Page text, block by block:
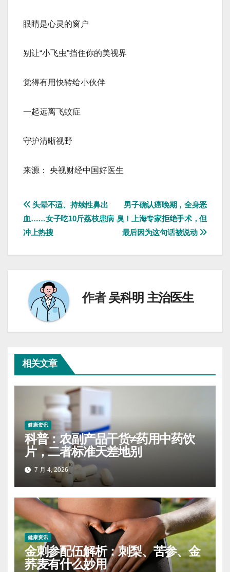
眼睛是心灵的窗户
别让“小飞虫”挡住你的美视界
觉得有用快转给小伙伴
一起远离飞蚊症
守护清晰视野
来源： 央视财经中国好医生
文
章
导
男子确认癌晚期，全身恶
臭！上海专家拒绝手术，但
最后因为这句话被说动
头晕不适、持续性鼻出
血……女子吃10斤荔枝患病
冲上热搜
作者吴科明 主治医生
相关文章
健康资讯
科普：农副产品干货≠药用中药饮
片，二者标准天差地别
7 月 4, 2026
健康资讯
金刺参配伍解析：刺梨、苦参、金
荞麦有什么妙用